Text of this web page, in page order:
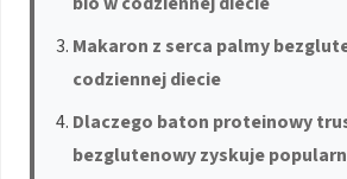
Makaron z serca palmy
codziennej diecie
Dlaczego baton proteinowy
bezglutenowy zyskuje